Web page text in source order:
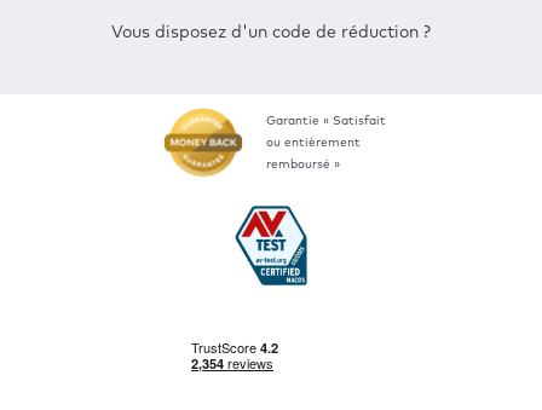
Vous disposez d'un code de réduction ?
Garantie « Satisfait
ou entièrement
remboursé »